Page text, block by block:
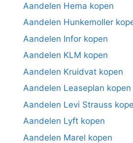
Aandelen Hema kopen
Aandelen Hunkemoller
Aandelen Infor kopen
Aandelen KLM kopen
Aandelen Kruidvat kopen
Aandelen Leaseplan kopen
Aandelen Levi Strauss
Aandelen Lyft kopen
Aandelen Marel kopen